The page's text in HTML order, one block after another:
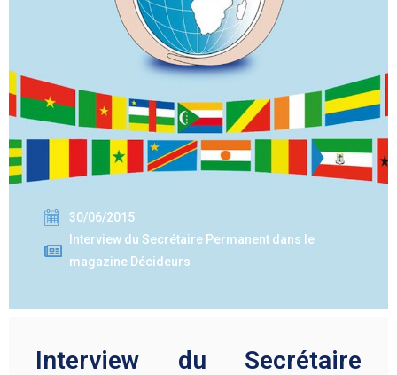
30/06/2015
Interview du Secrétaire Permanent dans le
magazine Décideurs
Interview du Secrétaire